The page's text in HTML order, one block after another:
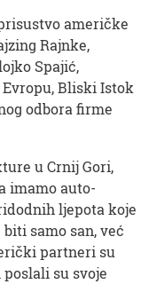
američke
Rajnke,
Spajić,
Bliski Istok
odbora firme
u Crnij Gori,
imamo auto-
ljepota koje
samo san, već
partneri su
su svoje